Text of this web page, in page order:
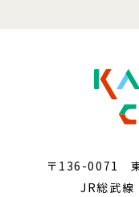
〒136-0071 東
JR総武